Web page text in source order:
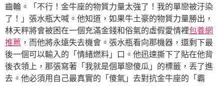
齒輪。「不行！金牛座的物質力量太強了！我的單戀被汙染
了！」張水瓶大喊。他知道，如果牛土豪的物質力量勝出，
林天秤將會被困在一個充滿金錢和俗氣的虛假愛情裡包養網
推薦 ，而他將永遠失去機會。張水瓶看向那機器，還剩下最
後一個可以輸入的「情緒燃料」口。他迅速撕下了貼在他背
後衣領上，那張寫著「我就是個單戀傻瓜」的標籤，丟了進
去。他必須用自己最真實的「傻氣」去對抗金牛座的「霸